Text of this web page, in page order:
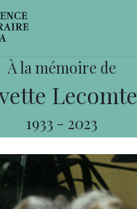
À la mémoire de
Lecomte
1933 - 2023